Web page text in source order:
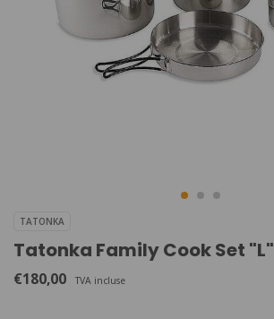
TATONKA
Tatonka Family Cook Set "L"
€180,00 TVA incluse